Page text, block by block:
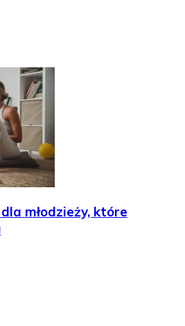
młodzieży, które